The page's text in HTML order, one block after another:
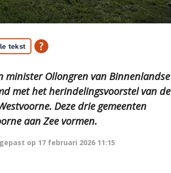
tekst
minister Ollongren van Binnenlandse
met het herindelingsvoorstel van de
Deze drie gemeenten
aan Zee vormen.
op 17 februari 2026 11:15